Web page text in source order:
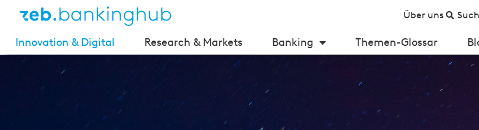
Über uns
Innovation & Digital Research & Markets Banking Themen-Glossar